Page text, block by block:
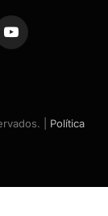
YouTube
| Política